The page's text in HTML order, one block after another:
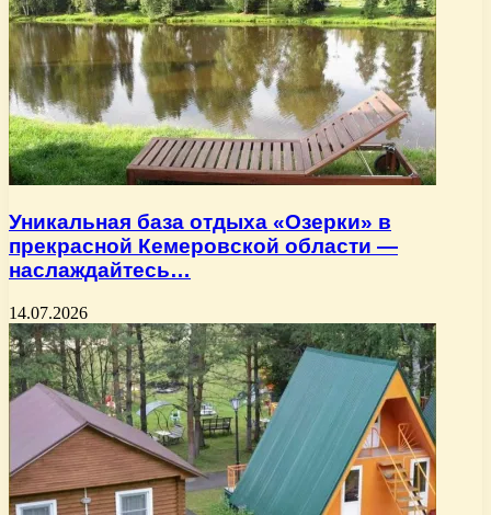
Уникальная база отдыха «Озерки» в
прекрасной Кемеровской области —
наслаждайтесь…
14.07.2026